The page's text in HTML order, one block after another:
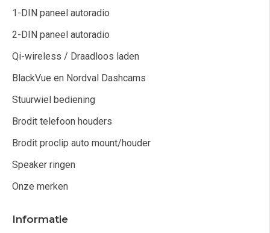
1-DIN paneel autoradio
2-DIN paneel autoradio
Qi-wireless / Draadloos laden
BlackVue en Nordval Dashcams
Stuurwiel bediening
Brodit telefoon houders
Brodit proclip auto mount/houder
Speaker ringen
Onze merken
Informatie